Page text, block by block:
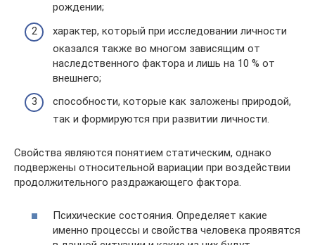
рождении;
характер, который при исследовании личности
оказался также во многом зависящим от
наследственного фактора и лишь на 10 % от
внешнего;
способности, которые как заложены природой,
так и формируются при развитии личности.
Свойства являются понятием статическим, однако
подвержены относительной вариации при воздействии
продолжительного раздражающего фактора.
Психические состояния. Определяет какие
именно процессы и свойства человека проявятся